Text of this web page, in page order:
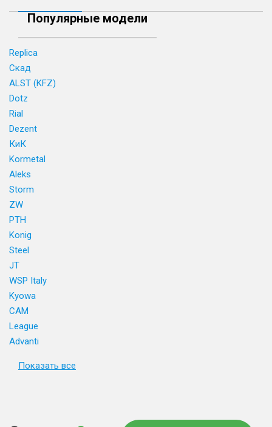
Популярные модели
Replica
Скад
ALST (KFZ)
Dotz
Rial
Dezent
КиК
Kormetal
Aleks
Storm
ZW
PTH
Konig
Steel
JT
WSP Italy
Kyowa
CAM
League
Advanti
Показать все